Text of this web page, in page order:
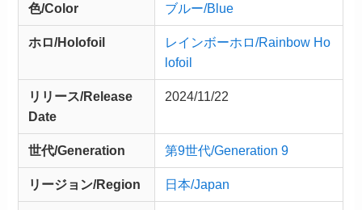
色/Color ブルー/Blue
ホロ/Holofoil
レインボーホロ/Rainbow Ho
lofoil
リリース/Release
Date
2024/11/22
世代/Generation 第9世代/Generation 9
リージョン/Region 日本/Japan